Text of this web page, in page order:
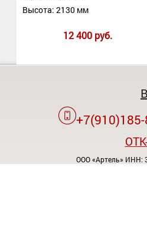
Высота: 2130 мм
12 400 руб.
ООО «Артель» ИНН: